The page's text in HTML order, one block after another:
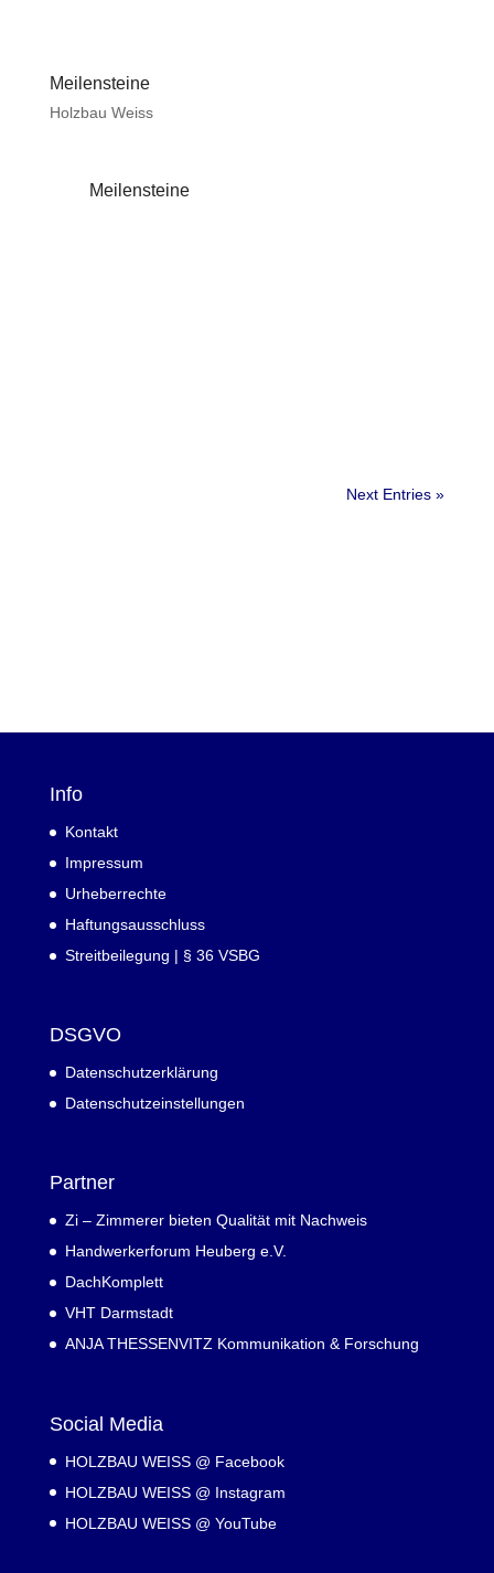
Meilensteine
Holzbau Weiss
Meilensteine
Next Entries »
Info
Kontakt
Impressum
Urheberrechte
Haftungsausschluss
Streitbeilegung | § 36 VSBG
DSGVO
Datenschutzerklärung
Datenschutzeinstellungen
Partner
Zi – Zimmerer bieten Qualität mit Nachweis
Handwerkerforum Heuberg e.V.
DachKomplett
VHT Darmstadt
ANJA THESSENVITZ Kommunikation & Forschung
Social Media
HOLZBAU WEISS @ Facebook
HOLZBAU WEISS @ Instagram
HOLZBAU WEISS @ YouTube